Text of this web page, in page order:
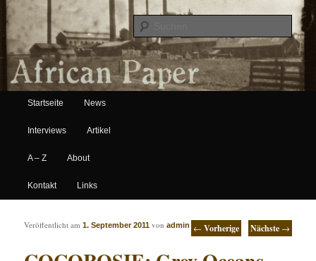
African Paper
Hauptmenü
Zum Inhalt wechseln
Zum sekundären Inhalt wechseln
Startseite News
Interviews Artikel
A – Z About
Kontakt Links
Artikelnavigation ← Vorherige Nächste →
Veröffentlicht am1. September 2011 vonadmin